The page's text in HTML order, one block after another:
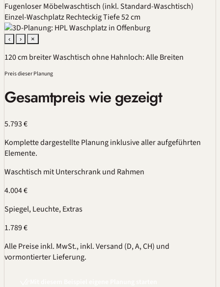
Fugenloser Möbelwaschtisch (inkl. Standard-Waschtisch)
Einzel-WaschplatzRechteckigTiefe 52 cm
‹ › ×
120 cm breiter Waschtisch ohne Hahnloch: Alle Breiten
Preis dieser Planung
Gesamtpreis wie gezeigt
5.793 €
Komplette dargestellte Planung inklusive aller aufgeführten
Elemente.
Waschtisch mit Unterschrank und Rahmen
4.004 €
Spiegel, Leuchte, Extras
1.789 €
Alle Preise inkl. MwSt., inkl. Versand (D, A, CH) und
vormontierter Lieferung.